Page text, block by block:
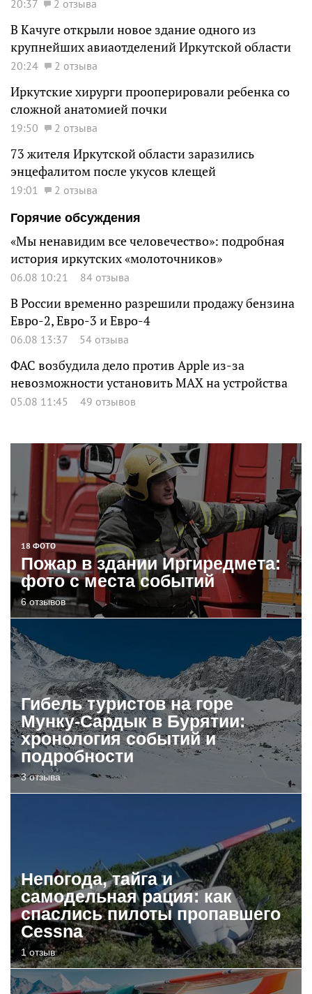
20:37 2 отзыва
В Качуге открыли новое здание одного из
крупнейших авиаотделений Иркутской области
20:24 2 отзыва
Иркутские хирурги прооперировали ребенка со
сложной анатомией почки
19:50 2 отзыва
73 жителя Иркутской области заразились
энцефалитом после укусов клещей
19:01
2 отзыва
Горячие обсуждения
«Мы ненавидим все человечество»: подробная
история иркутских «молоточников»
06.08 10:21 84 отзыва
В России временно разрешили продажу бензина
Евро-2, Евро-3 и Евро-4
06.08 13:37 54 отзыва
ФАС возбудила дело против Apple из-за
невозможности установить MAX на устройства
05.08 11:45 49 отзывов
18 ФОТО
Пожар в здании Иргиредмета:
фото с места событий
6 отзывов
Гибель туристов на горе
Мунку-Сардык в Бурятии:
хронология событий и
подробности
3 отзыва
Непогода, тайга и
самодельная рация: как
спаслись пилоты пропавшего
Cessna
1 отзыв